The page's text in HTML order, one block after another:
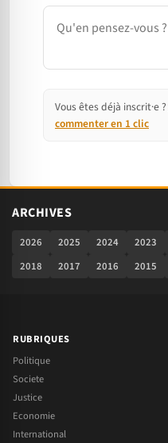
Commentaire
Vous êtes déjà inscrit·e ?
commenter en 1 clic
ARCHIVES
2026 2025 2024 2023
2018
2017 2016 2015
RUBRIQUES
Politique
Societe
Justice
Economie
International